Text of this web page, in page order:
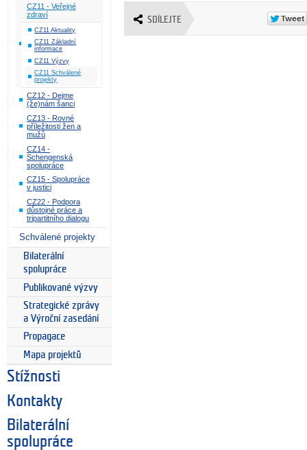
CZ11 - Veřejné
zdraví
CZ11 Aktuality
CZ11 Základní
informace
CZ11 Výzvy
CZ11 Schválené
projekty
CZ12 - Dejme
(že)nám šanci
CZ13 - Rovné
příležitosti žen a
mužů
CZ14 -
Schengenská
spolupráce
CZ15 - Spolupráce
v justici
CZ22 - Podpora
důstojné práce a
tripartitního dialogu
Schválené projekty
Bilaterální
spolupráce
Publikované výzvy
Strategické zprávy
a Výroční zasedání
Propagace
Mapa projektů
Stížnosti
Kontakty
Bilaterální
spolupráce
SDÍLEJTE